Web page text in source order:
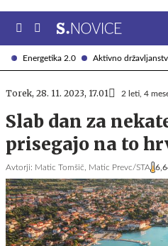
Energetika 2.0 Aktivno
Torek, 28. 11. 2023, 17.01 2 leti, 4
Slab dan za
prisegajo na to
Avtorji: Matic Tomšič, Matic Prevc/STA